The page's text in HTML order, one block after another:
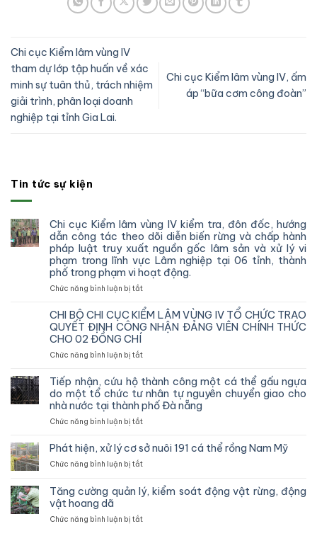
Chi cục Kiểm lâm vùng IV
tham dự lớp tập huấn về xác
minh sự tuân thủ, trách nhiệm
giải trình, phân loại doanh
nghiệp tại tỉnh Gia Lai.
Chi cục Kiểm lâm vùng IV, ấm
áp “bữa cơm công đoàn”
Tin tức sự kiện
Chi cục Kiểm lâm vùng IV kiểm tra, đôn đốc, hướng
dẫn công tác theo dõi diễn biến rừng và chấp hành
pháp luật truy xuất nguồn gốc lâm sản và xử lý vi
phạm trong lĩnh vực Lâm nghiệp tại 06 tỉnh, thành
phố trong phạm vi hoạt động.
Chức năng bình luận bị tắtở
cục
Kiểm
lâm
IV
tra,
đôn
đốc,
hướng
dẫn
tác
dõi
biến
CHI BỘ CHI CỤC KIỂM LÂM VÙNG IV TỔ CHỨC TRAO
QUYẾT ĐỊNH CÔNG NHẬN ĐẢNG VIÊN CHÍNH THỨC
CHO 02 ĐỒNG CHÍ
Chức năng bình luận bị tắtở
BỘ
CHI
CỤC
KIỂM
LÂM
IV
CHỨC
QUYẾT
NHẬN
Tiếp nhận, cứu hộ thành công một cá thể gấu ngựa
do một tổ chức tư nhân tự nguyên chuyển giao cho
nhà nước tại thành phố Đà nẵng
Chức năng bình luận bị tắtở
nhận,
hộ
công
thể
Phát hiện, xử lý cơ sở nuôi 191 cá thể rồng Nam Mỹ
Chức năng bình luận bị tắtở
hiện,
xử
cơ
Tăng cường quản lý, kiểm soát động vật rừng, động
vật hoang dã
Chức năng bình luận bị tắtở